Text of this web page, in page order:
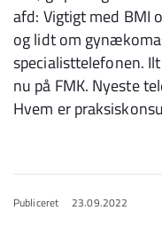
afd: Vigtigt med BMI
og lidt om
specialisttelefonen.
nu på FMK. Nyeste
Hvem er
Publiceret 23.09.2022